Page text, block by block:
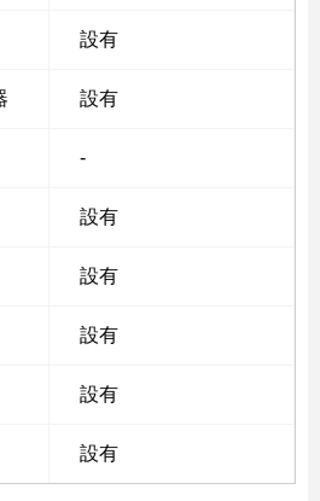
設有
設有
-
設有
設有
設有
設有
設有